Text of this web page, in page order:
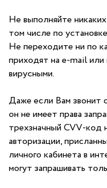
Не выполняйте
том числе по
Не переходите ни по
приходят на e-mail или
вирусными.
Даже если Вам звонит
он не имеет права
трехзначный СVV-код
авторизации,
личного кабинета в
могут запрашивать